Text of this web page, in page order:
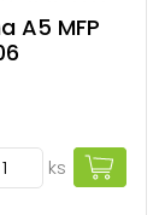
A5 MFP
ks